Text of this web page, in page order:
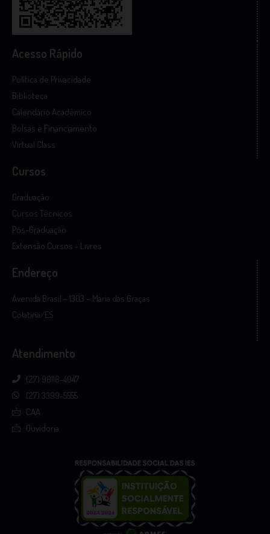
Acesso Rápido
Política de Privacidade
Biblioteca
Calendário Acadêmico
Bolsas e Financiamento
Virtual Class
Cursos
Graduação
Cursos Técnicos
Pós-Graduação
Extensão Cursos - Livres
Endereço
Avenida Brasil – 1303 – Maria das Graças
Colatina/ES
Atendimento
(27) 98118-4047
(27) 3399-5555
CAA
Ouvidoria